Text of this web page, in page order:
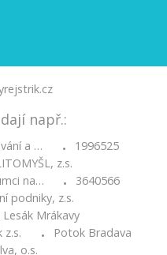
např.:
a … •
1996525
z.s.
na… •
3640566
podniky, z.s.
Mrákavy
z.s. •
Potok Bradava
o.s.